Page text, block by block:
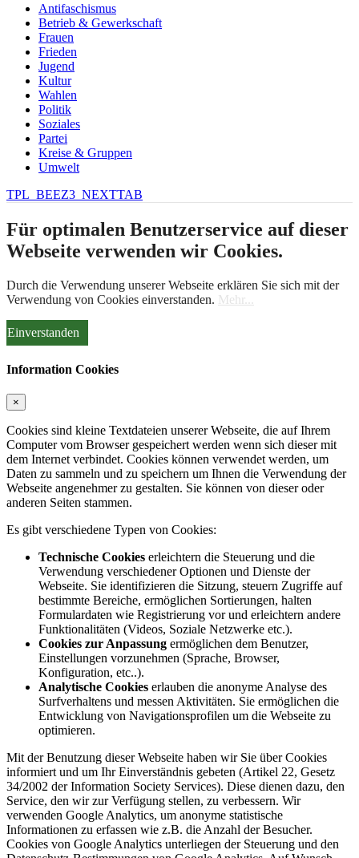
Antifaschismus
Betrieb & Gewerkschaft
Frauen
Frieden
Jugend
Kultur
Wahlen
Politik
Soziales
Partei
Kreise & Gruppen
Umwelt
TPL_BEEZ3_NEXTTAB
Für optimalen Benutzerservice auf dieser
Webseite verwenden wir Cookies.
Durch die Verwendung unserer Webseite erklären Sie sich mit der
Verwendung von Cookies einverstanden. Mehr...
Einverstanden
Information Cookies
×
Cookies sind kleine Textdateien unserer Webseite, die auf Ihrem
Computer vom Browser gespeichert werden wenn sich dieser mit
dem Internet verbindet. Cookies können verwendet werden, um
Daten zu sammeln und zu speichern um Ihnen die Verwendung der
Webseite angenehmer zu gestalten. Sie können von dieser oder
anderen Seiten stammen.
Es gibt verschiedene Typen von Cookies:
Technische Cookies erleichtern die Steuerung und die
Verwendung verschiedener Optionen und Dienste der
Webseite. Sie identifizieren die Sitzung, steuern Zugriffe auf
bestimmte Bereiche, ermöglichen Sortierungen, halten
Formulardaten wie Registrierung vor und erleichtern andere
Funktionalitäten (Videos, Soziale Netzwerke etc.).
Cookies zur Anpassung ermöglichen dem Benutzer,
Einstellungen vorzunehmen (Sprache, Browser,
Konfiguration, etc..).
Analytische Cookies erlauben die anonyme Analyse des
Surfverhaltens und messen Aktivitäten. Sie ermöglichen die
Entwicklung von Navigationsprofilen um die Webseite zu
optimieren.
Mit der Benutzung dieser Webseite haben wir Sie über Cookies
informiert und um Ihr Einverständnis gebeten (Artikel 22, Gesetz
34/2002 der Information Society Services). Diese dienen dazu, den
Service, den wir zur Verfügung stellen, zu verbessern. Wir
verwenden Google Analytics, um anonyme statistische
Informationen zu erfassen wie z.B. die Anzahl der Besucher.
Cookies von Google Analytics unterliegen der Steuerung und den